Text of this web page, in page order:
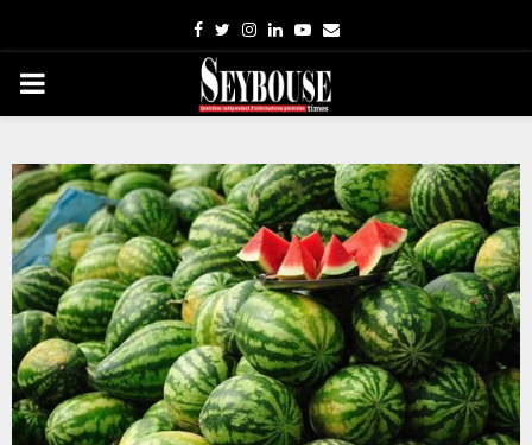
Facebook
TwitterInstagram
LinkedinYoutube
Email
PRIMARY